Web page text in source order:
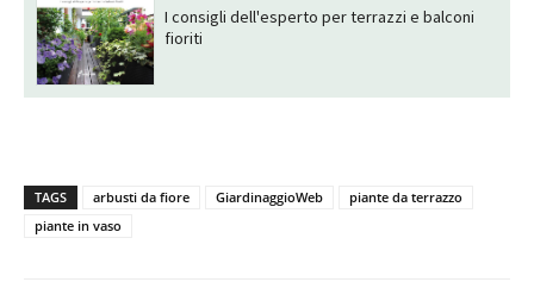
I consigli dell'esperto per terrazzi e balconi
fioriti
TAGS arbusti da fiore GiardinaggioWeb
piante da terrazzo
piante in vaso